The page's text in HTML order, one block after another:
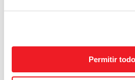
Permitir
Cookies proprietários:
definidos por nós ou
nosso nome;